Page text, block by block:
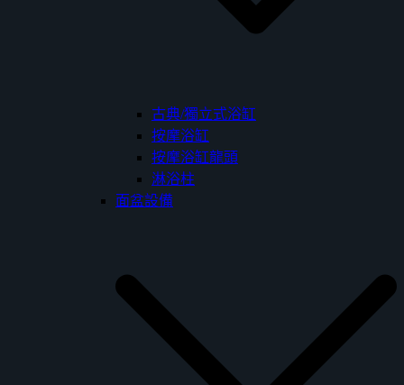
古典/獨立式浴缸
按摩浴缸
按摩浴缸龍頭
淋浴柱
面盆設備